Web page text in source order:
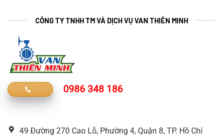
CÔNG TY TNHH TM VÀ DỊCH VỤ VAN THIÊN MINH
0986 348 186
49 Đường 270 Cao Lỗ, Phường 4, Quận 8, TP. Hồ Chí